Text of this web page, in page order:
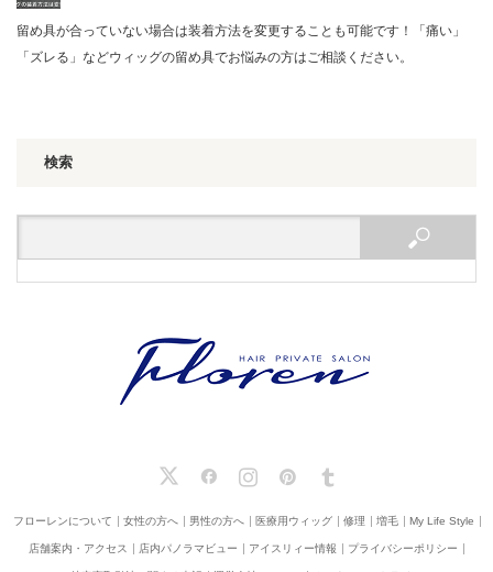
留め具が合っていない場合は装着方法を変更することも可能です！「痛い」
「ズレる」などウィッグの留め具でお悩みの方はご相談ください。
検索
FacebookInstagramPinterest
フローレンについて 女性の方へ 男性の方へ 医療用ウィッグ 修理 増毛 My Life Style
店舗案内・アクセス 店内パノラマビュー アイスリィー情報 プライバシーポリシー